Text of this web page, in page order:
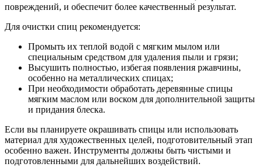
повреждений, и обеспечит более качественный результат.
Для очистки спиц рекомендуется:
Промыть их теплой водой с мягким мылом или
специальным средством для удаления пыли и грязи;
Высушить полностью, избегая появления ржавчины,
особенно на металлических спицах;
При необходимости обработать деревянные спицы
мягким маслом или воском для дополнительной защиты
и придания блеска.
Если вы планируете окрашивать спицы или использовать
материал для художественных целей, подготовительный этап
особенно важен. Инструменты должны быть чистыми и
подготовленными для дальнейших воздействий.